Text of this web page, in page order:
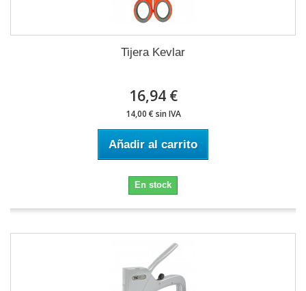
Tijera Kevlar
16,94 €
14,00 € sin IVA
Añadir al carrito
En stock